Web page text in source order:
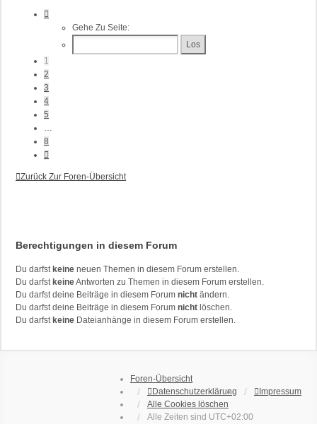
Gehe Zu Seite:
1
2
3
4
5
8
Zurück Zur Foren-Übersicht
Berechtigungen in diesem Forum
Du darfst keine neuen Themen in diesem Forum erstellen.
Du darfst keineAntworten zu Themen in diesem Forum erstellen.
Du darfst deine Beiträge in diesem Forum nicht ändern.
Du darfst deine Beiträge in diesem Forum nicht löschen.
Du darfst keine Dateianhänge in diesem Forum erstellen.
Foren-Übersicht
Datenschutzerklärung
Impressum
Alle Cookies löschen
Alle Zeiten sind UTC+02:00